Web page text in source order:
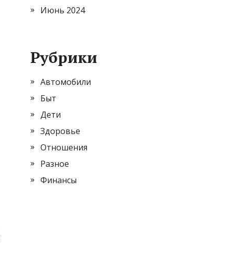
Июнь 2024
Рубрики
Автомобили
Быт
Дети
Здоровье
Отношения
Разное
Финансы